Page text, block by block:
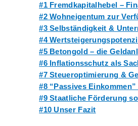
#1 Fremdkapitalhebel –
#2 Wohneigentum zur
#3 Selbständigkeit &
#4
#5 Betongold – die
#6 Inflationsschutz als
#7 Steueroptimierung &
#8 “Passives
#9 Staatliche Förderung
#10 Unser Fazit